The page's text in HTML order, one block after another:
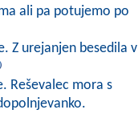
ali pa potujemo po
Z urejanjen besedila v
Reševalec mora s